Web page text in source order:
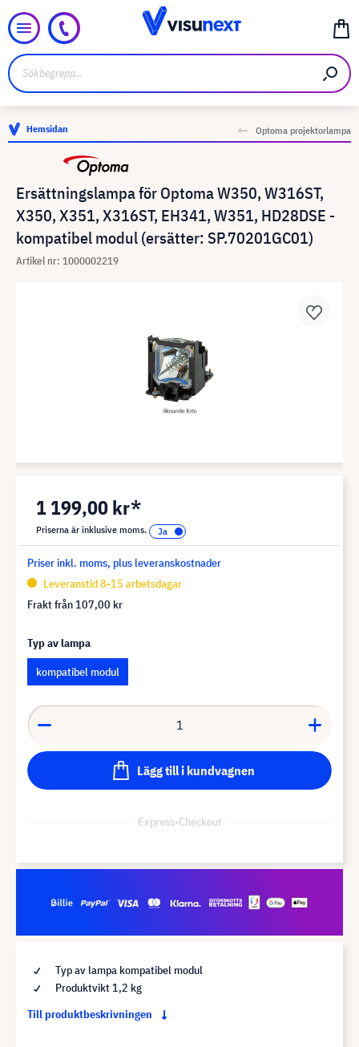
Hemsidan Optoma projektorlampa
Ersättningslampa för Optoma W350, W316ST,
X350, X351, X316ST, EH341, W351, HD28DSE -
kompatibel modul (ersätter: SP.70201GC01)
Artikel nr: 1000002219
1 199,00 kr*
Priserna är inklusive moms.
Priser inkl. moms, plus leveranskostnader
Leveranstid 8-15 arbetsdagar
Frakt från 107,00 kr
Typ av lampa
kompatibel modul
Lägg till i kundvagnen
Express-Checkout
Typ av lampa kompatibel modul
Produktvikt 1,2 kg
Till produktbeskrivningen